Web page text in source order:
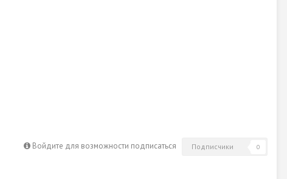
Войдите для возможности подписаться Подписчики 0